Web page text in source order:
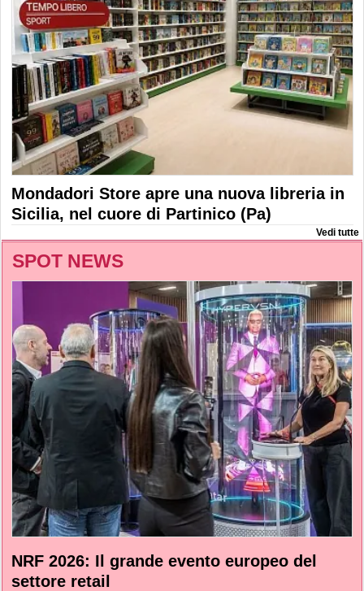
Mondadori Store apre una nuova libreria in
Sicilia, nel cuore di Partinico (Pa)
Vedi tutte
SPOT NEWS
NRF 2026: Il grande evento europeo del
settore retail